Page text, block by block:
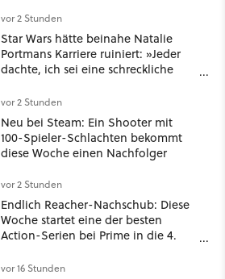
vor 2 Stunden
Star Wars hätte beinahe Natalie
Portmans Karriere ruiniert: »Jeder
dachte, ich sei eine schreckliche
vor 2 Stunden
Neu bei Steam: Ein Shooter mit
100-Spieler-Schlachten bekommt
diese Woche einen Nachfolger
vor 2 Stunden
Endlich Reacher-Nachschub: Diese
Woche startet eine der besten
Action-Serien bei Prime in die 4.
vor 16 Stunden